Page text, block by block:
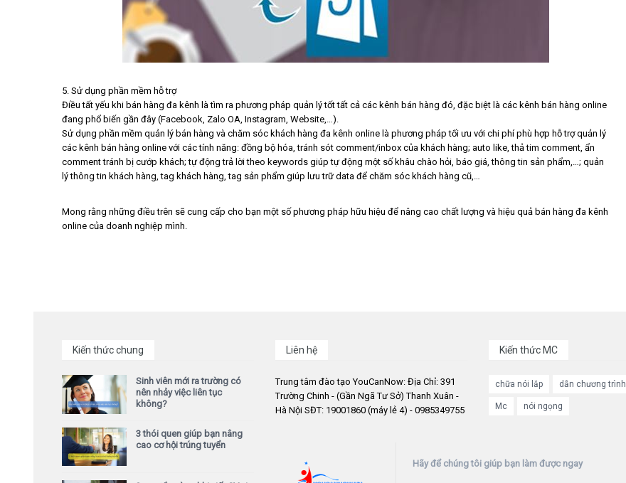
5. Sử dụng phần mềm hỗ trợ
Điều tất yếu khi bán hàng đa kênh là tìm ra phương pháp quản lý tốt tất cả các kênh bán hàng đó, đặc biệt là các kênh bán hàng online
đang phổ biến gần đây (Facebook, Zalo OA, Instagram, Website,…).
Sử dụng phần mềm quản lý bán hàng và chăm sóc khách hàng đa kênh online là phương pháp tối ưu với chi phí phù hợp hỗ trợ quản lý
các kênh bán hàng online với các tính năng: đồng bộ hóa, tránh sót comment/inbox của khách hàng; auto like, thả tim comment, ẩn
comment tránh bị cướp khách; tự động trả lời theo keywords giúp tự động một số khâu chào hỏi, báo giá, thông tin sản phẩm,…; quản
lý thông tin khách hàng, tag khách hàng, tag sản phẩm giúp lưu trữ data để chăm sóc khách hàng cũ,…
Mong rằng những điều trên sẽ cung cấp cho bạn một số phương pháp hữu hiệu để nâng cao chất lượng và hiệu quả bán hàng đa kênh
online của doanh nghiệp mình.
Kiến thức chung
Sinh viên mới ra trường có
nên nhảy việc liên tục
không?
3 thói quen giúp bạn nâng
cao cơ hội trúng tuyển
Liên hệ
Trung tâm đào tạo YouCanNow: Địa Chỉ: 391
Trường Chinh - (Gần Ngã Tư Sở) Thanh Xuân -
Hà Nội SĐT: 19001860 (máy lẻ 4) - 0985349755
Kiến thức MC
chữa nói lắp dẫn chương trình
Mc nói ngọng
Hãy để chúng tôi giúp bạn làm được ngay